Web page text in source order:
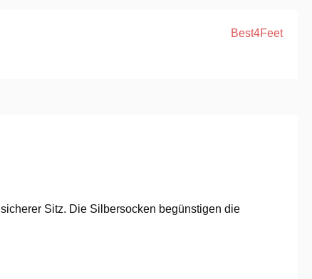
Best4Feet
Sitz. Die Silbersocken begünstigen die